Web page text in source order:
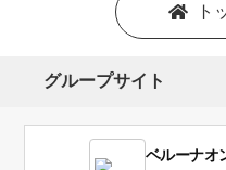
ト
グループサイト
ベルーナオ